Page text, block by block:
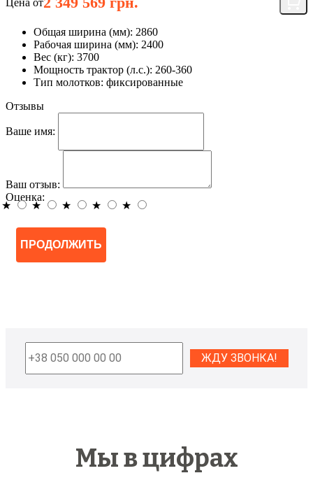
Цена от
Общая ширина (мм): 2860
Рабочая ширина (мм): 2400
Вес (кг): 3700
Мощность трактор (л.с.): 260-360
Тип молотков: фиксированные
Отзывы
Ваше имя:
Ваш отзыв:
Оценка:
★
★
★
★
★
ПРОДОЛЖИТЬ
Мы в цифрах